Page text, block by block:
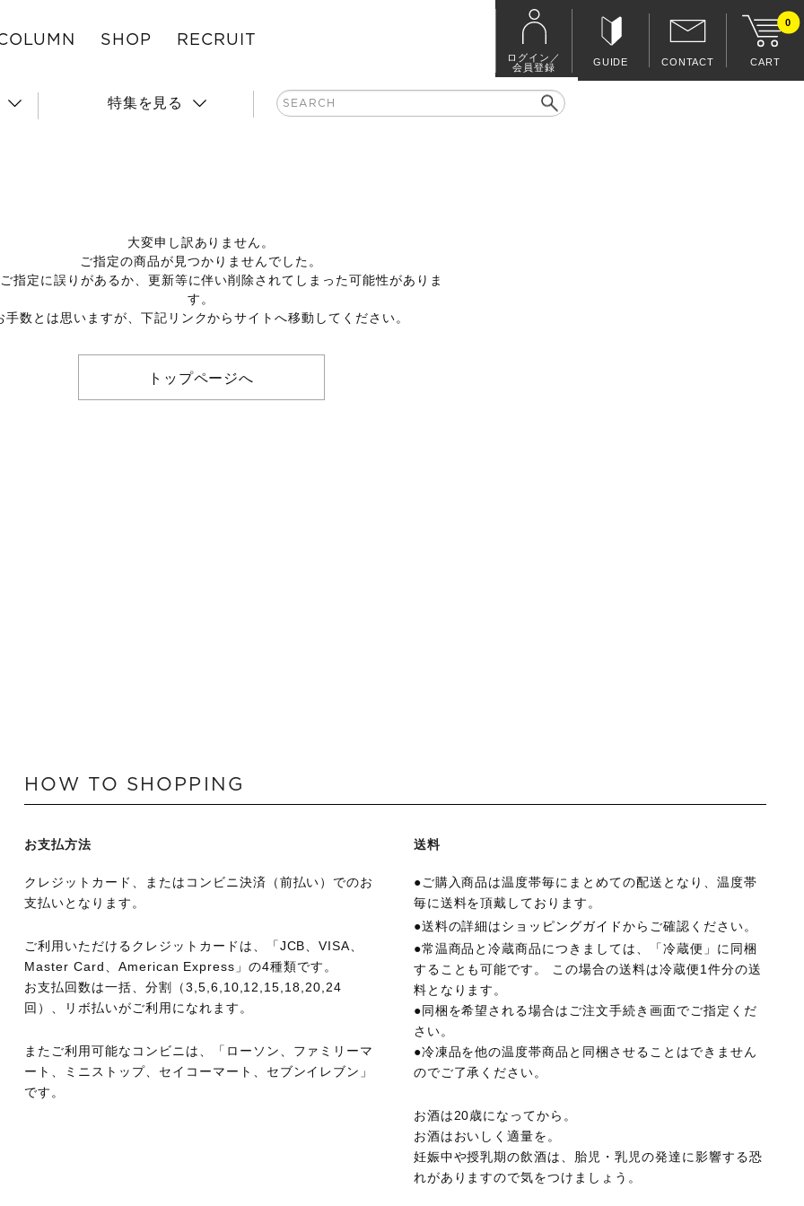
SHOP RECRUIT
ログイン／
会員登録
GUIDE CONTACT
0
CART
特集を見る
大変申し訳ありません。
ご指定の商品が見つかりませんでした。
指定に誤りがあるか、更新等に伴い削除されてしまった可能性がありま
す。
手数とは思いますが、下記リンクからサイトへ移動してください。
トップページへ
HOW TO SHOPPING
お支払方法
クレジットカード、またはコンビニ決済（前払い）でのお
支払いとなります。
ご利用いただけるクレジットカードは、「JCB、VISA、
Master Card、American Express」の4種類です。
お支払回数は一括、分割（3,5,6,10,12,15,18,20,24
回）、リボ払いがご利用になれます。
またご利用可能なコンビニは、「ローソン、ファミリーマ
ート、ミニストップ、セイコーマート、セブンイレブン」
です。
送料
●ご購入商品は温度帯毎にまとめての配送となり、温度帯
毎に送料を頂戴しております。
●送料の詳細はショッピングガイドからご確認ください。
●常温商品と冷蔵商品につきましては、「冷蔵便」に同梱
することも可能です。 この場合の送料は冷蔵便1件分の送
料となります。
●同梱を希望される場合はご注文手続き画面でご指定くだ
さい。
●冷凍品を他の温度帯商品と同梱させることはできません
のでご了承ください。
お酒は20歳になってから。
お酒はおいしく適量を。
妊娠中や授乳期の飲酒は、胎児・乳児の発達に影響する恐
れがありますので気をつけましょう。